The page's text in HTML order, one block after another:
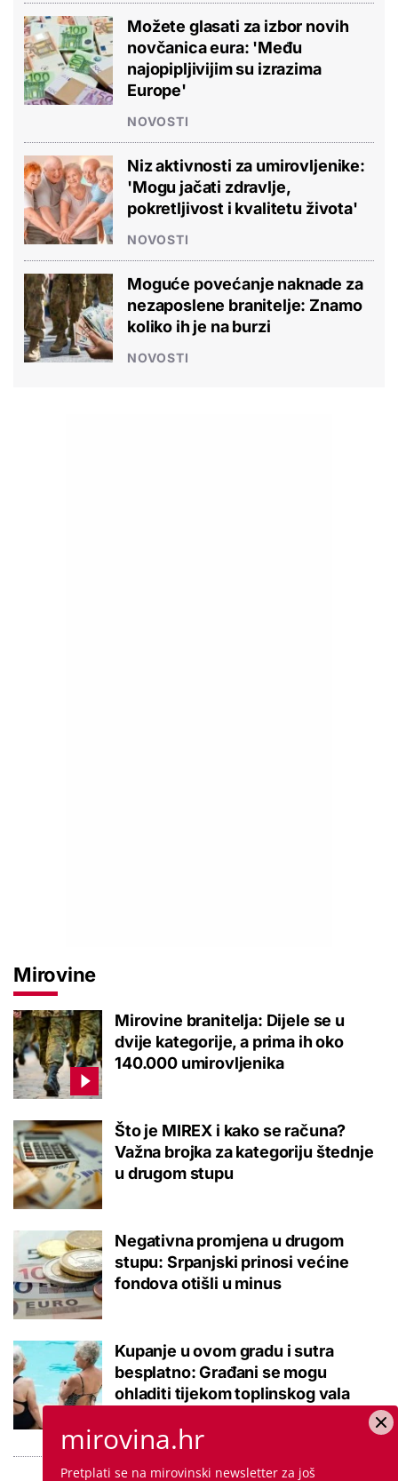
Možete glasati za izbor novih
novčanica eura: 'Među
najopipljivijim su izrazima
Europe'
NOVOSTI
Niz aktivnosti za umirovljenike:
'Mogu jačati zdravlje,
pokretljivost i kvalitetu života'
NOVOSTI
Moguće povećanje naknade za
nezaposlene branitelje: Znamo
koliko ih je na burzi
NOVOSTI
Mirovine
Mirovine branitelja: Dijele se u
dvije kategorije, a prima ih oko
140.000 umirovljenika
Što je MIREX i kako se računa?
Važna brojka za kategoriju štednje
u drugom stupu
Negativna promjena u drugom
stupu: Srpanjski prinosi većine
fondova otišli u minus
Kupanje u ovom gradu i sutra
besplatno: Građani se mogu
ohladiti tijekom toplinskog vala
mirovina.hr
Pretplati se na mirovinski newsletter za još